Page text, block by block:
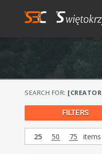
SEARCH FOR:
FILTERS
25 50 75